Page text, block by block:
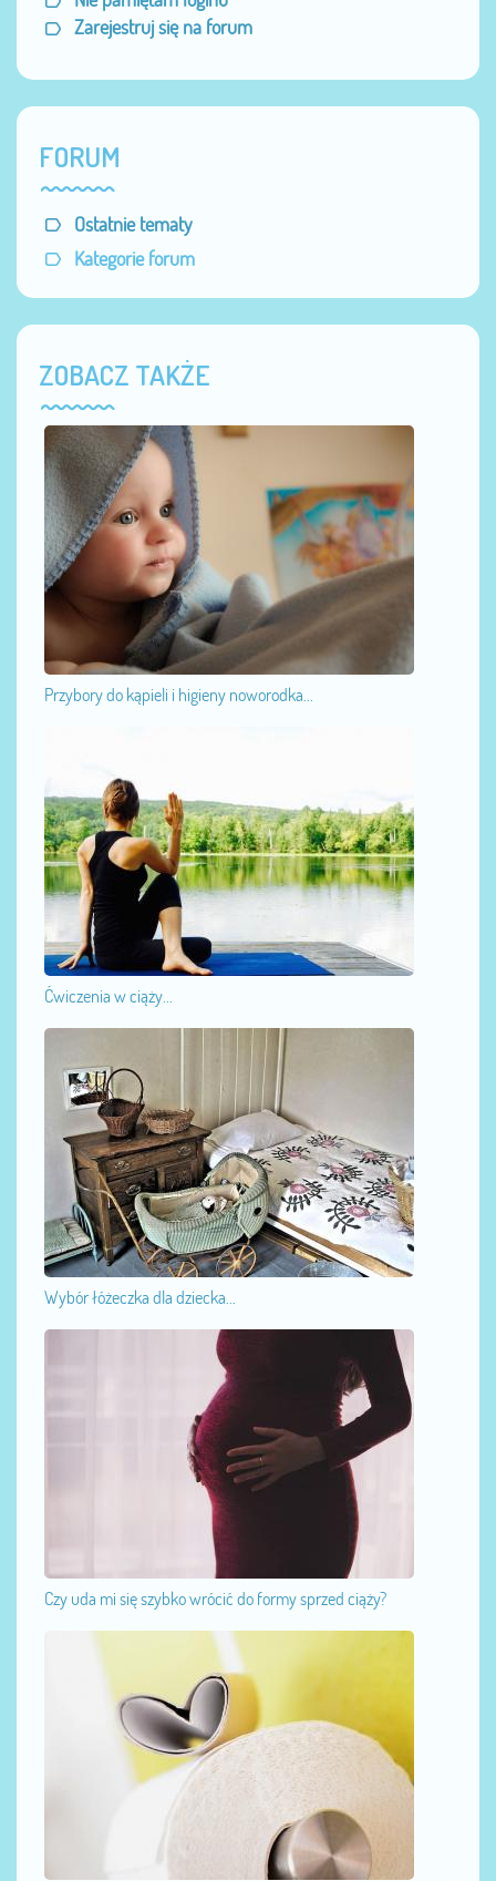
Zarejestruj się na forum
FORUM
Ostatnie tematy
Kategorie forum
ZOBACZ TAKŻE
Przybory do kąpieli i higieny noworodka...
Ćwiczenia w ciąży...
Wybór łóżeczka dla dziecka...
Czy uda mi się szybko wrócić do formy sprzed ciąży?